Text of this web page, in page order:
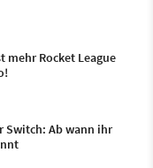
mehr Rocket League
Switch: Ab wann ihr